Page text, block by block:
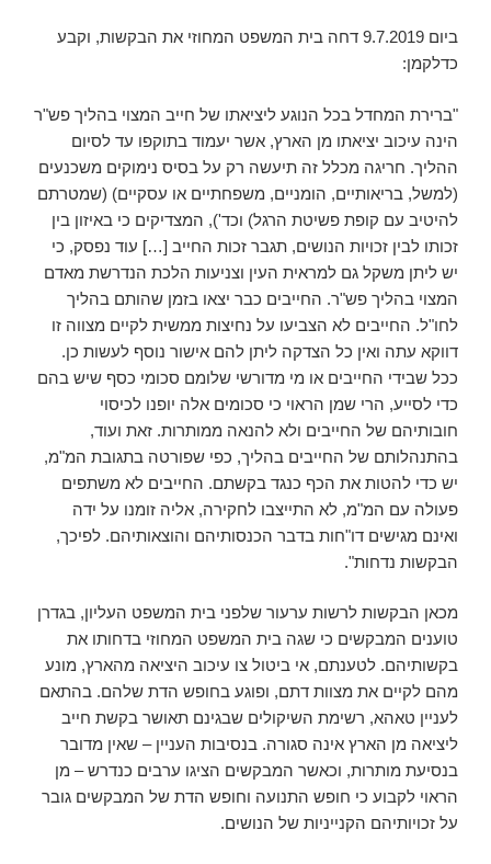
ביום 9.7.2019 דחה בית המשפט המחוזי את הבקשות, וקבע
כדלקמן:
"ברירת המחדל בכל הנוגע ליציאתו של חייב המצוי בהליך פש"ר
הינה עיכוב יציאתו מן הארץ, אשר יעמוד בתוקפו עד לסיום
ההליך. חריגה מכלל זה תיעשה רק על בסיס נימוקים משכנעים
(למשל, בריאותיים, הומניים, משפחתיים או עסקיים) (שמטרתם
להיטיב עם קופת פשיטת הרגל) וכד'), המצדיקים כי באיזון בין
זכותו לבין זכויות הנושים, תגבר זכות החייב […] עוד נפסק, כי
יש ליתן משקל גם למראית העין וצניעות הלכת הנדרשת מאדם
המצוי בהליך פש"ר. החייבים כבר יצאו בזמן שהותם בהליך
לחו"ל. החייבים לא הצביעו על נחיצות ממשית לקיים מצווה זו
דווקא עתה ואין כל הצדקה ליתן להם אישור נוסף לעשות כן.
ככל שבידי החייבים או מי מדורשי שלומם סכומי כסף שיש בהם
כדי לסייע, הרי שמן הראוי כי סכומים אלה יופנו לכיסוי
חובותיהם של החייבים ולא להנאה ממותרות. זאת ועוד,
בהתנהלותם של החייבים בהליך, כפי שפורטה בתגובת המ"מ,
יש כדי להטות את הכף כנגד בקשתם. החייבים לא משתפים
פעולה עם המ"מ, לא התייצבו לחקירה, אליה זומנו על ידה
ואינם מגישים דו"חות בדבר הכנסותיהם והוצאותיהם. לפיכך,
הבקשות נדחות".
מכאן הבקשות לרשות ערעור שלפני בית המשפט העליון, בגדרן
טוענים המבקשים כי שגה בית המשפט המחוזי בדחותו את
בקשותיהם. לטענתם, אי ביטול צו עיכוב היציאה מהארץ, מונע
מהם לקיים את מצוות דתם, ופוגע בחופש הדת שלהם. בהתאם
לעניין טאהא, רשימת השיקולים שבגינם תאושר בקשת חייב
ליציאה מן הארץ אינה סגורה. בנסיבות העניין – שאין מדובר
בנסיעת מותרות, וכאשר המבקשים הציגו ערבים כנדרש – מן
הראוי לקבוע כי חופש התנועה וחופש הדת של המבקשים גובר
על זכויותיהם הקנייניות של הנושים.